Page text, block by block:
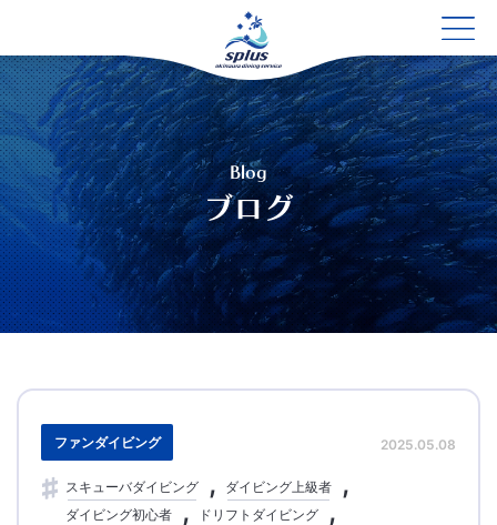
Blog
ブログ
ファンダイビング
スキューバダイビング
ダイビング上級者
ダイビング初心者
ドリフトダイビング
2025.05.08